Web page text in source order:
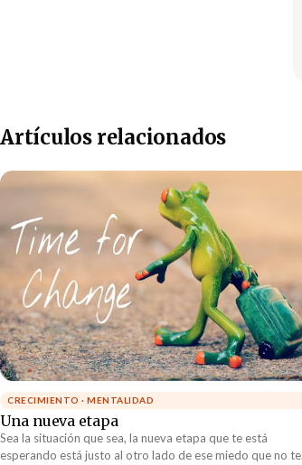
Artículos relacionados
CRECIMIENTO · MENTALIDAD
Una nueva etapa
Sea la situación que sea, la nueva etapa que te está
esperando está justo al otro lado de ese miedo que no te